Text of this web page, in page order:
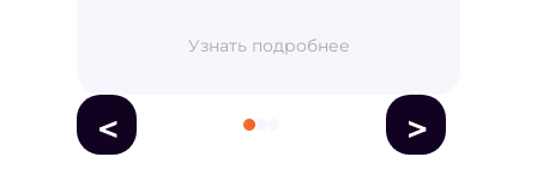
Узнать подробнее
< >